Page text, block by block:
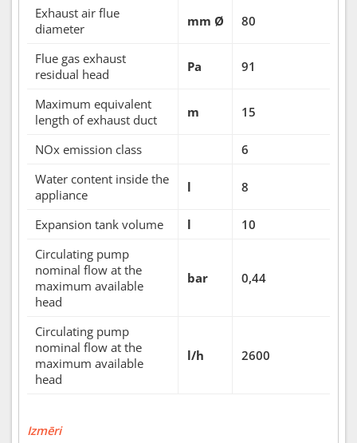
Exhaust air flue
diameter
mm Ø 80
Flue gas exhaust
residual head
Pa 91
Maximum equivalent
length of exhaust duct
m 15
NOx emission class
6
Water content inside the
appliance
l 8
Expansion tank volume l
10
Circulating pump
nominal flow at the
maximum available
head
bar 0,44
Circulating pump
nominal flow at the
maximum available
head
l/h 2600
Izmēri